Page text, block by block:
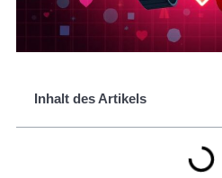
Inhalt des Artikels